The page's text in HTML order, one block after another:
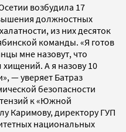
возбудила 17
должностных
из них десяток
команды. «Я готов
мне назовут, что
А я назову 10
— уверяет Батраз
безопасности
к «Южной
Каримову, директору ГУП
национальных